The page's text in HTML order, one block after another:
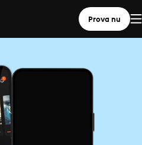
Prova nu